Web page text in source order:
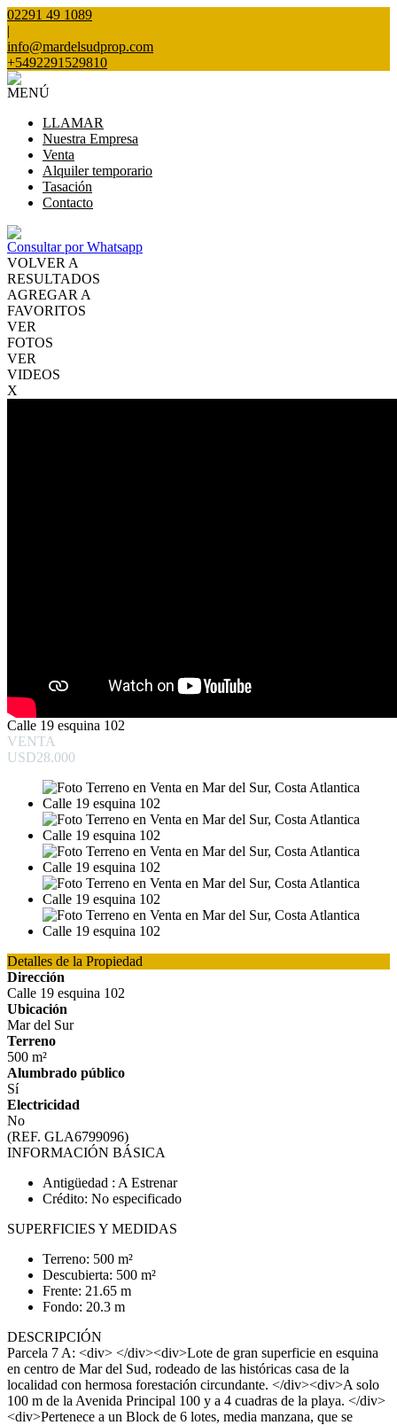
02291 49 1089
|
info@mardelsudprop.com
+5492291529810
MENÚ
LLAMAR
Nuestra Empresa
Venta
Alquiler temporario
Tasación
Contacto
Consultar por Whatsapp
VOLVER A
RESULTADOS
AGREGAR A
FAVORITOS
VER
FOTOS
VER
VIDEOS
X
Calle 19 esquina 102
VENTA
USD28.000
Detalles de la Propiedad
Dirección
Calle 19 esquina 102
Ubicación
Mar del Sur
Terreno
500 m²
Alumbrado público
Sí
Electricidad
No
(REF. GLA6799096)
INFORMACIÓN BÁSICA
Antigüedad : A Estrenar
Crédito: No especificado
SUPERFICIES Y MEDIDAS
Terreno: 500 m²
Descubierta: 500 m²
Frente: 21.65 m
Fondo: 20.3 m
DESCRIPCIÓN
Parcela 7 A: <div> </div><div>Lote de gran superficie en esquina
en centro de Mar del Sud, rodeado de las históricas casa de la
localidad con hermosa forestación circundante. </div><div>A solo
100 m de la Avenida Principal 100 y a 4 cuadras de la playa. </div>
<div>Pertenece a un Block de 6 lotes, media manzana, que se